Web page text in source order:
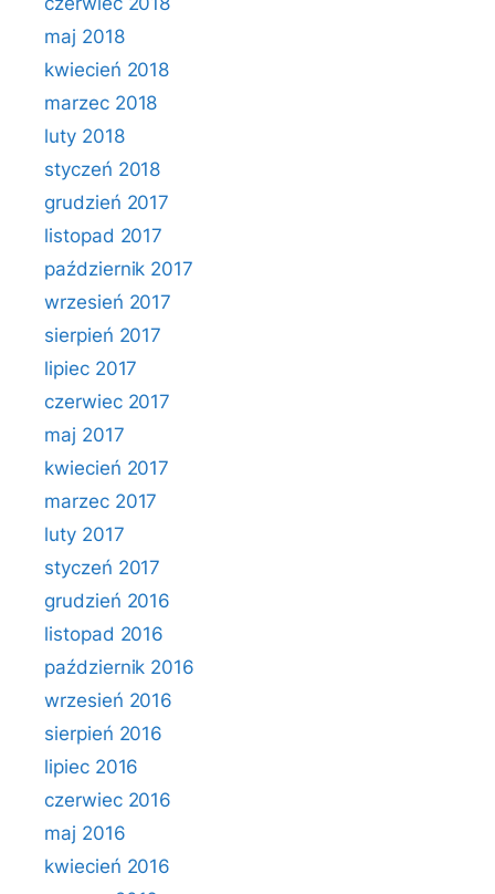
maj 2018
kwiecień 2018
marzec 2018
luty 2018
styczeń 2018
grudzień 2017
listopad 2017
październik 2017
wrzesień 2017
sierpień 2017
lipiec 2017
czerwiec 2017
maj 2017
kwiecień 2017
marzec 2017
luty 2017
styczeń 2017
grudzień 2016
listopad 2016
październik 2016
wrzesień 2016
sierpień 2016
lipiec 2016
czerwiec 2016
maj 2016
kwiecień 2016